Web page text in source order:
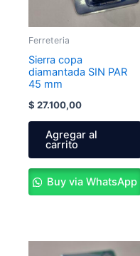
Ferreteria
Sierra copa
diamantada SIN PAR
45 mm
$ 27.100,00
Agregar al
carrito
Buy via WhatsApp